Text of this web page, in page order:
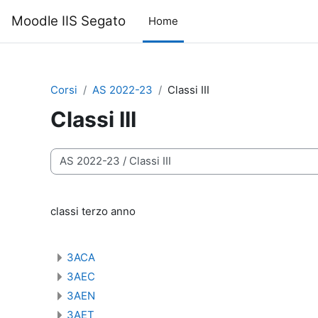
Moodle IIS Segato Home
Corsi AS 2022-23 Classi III
Classi III
Categorie di corso
classi terzo anno
3ACA
3AEC
3AEN
3AET